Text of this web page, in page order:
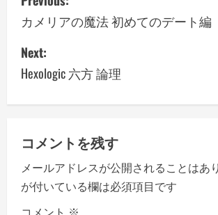
o
s
t
n
a
v
i
カメリアの魔法 初めてのデート編
Next:
Hexologic 六方 論理
コメントを残す
メールアドレスが公開されることはあ
が付いている欄は必須項目です